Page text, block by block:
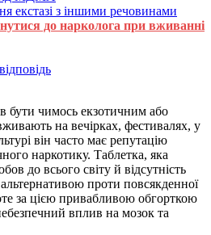
екстазі з іншими речовинами
до нарколога при вживанні
бути чимось екзотичним або
на вечірках, фестивалях, у
він часто має репутацію
наркотику. Таблетка, яка
до всього світу й відсутність
проти повсякденної
за цією привабливою обгорткою
вплив на мозок та